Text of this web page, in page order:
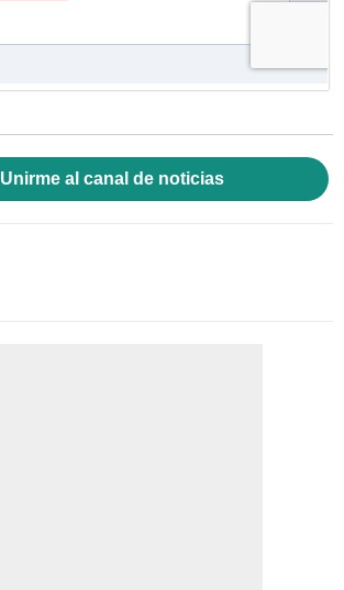
Unirme al canal de noticias